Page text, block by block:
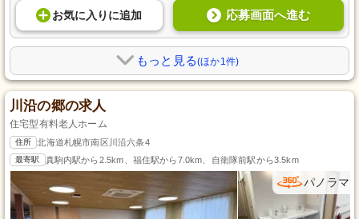
お気に入り に追加 応募画面へ進む
もっと見る(ほか1件)
川沿の郷の求人
住宅型有料老人ホーム
住所 北海道札幌市南区川沿六条4
最寄駅 真駒内駅から2.5km、福住駅から7.0km、自衛隊前駅から3.5km
パノラマ